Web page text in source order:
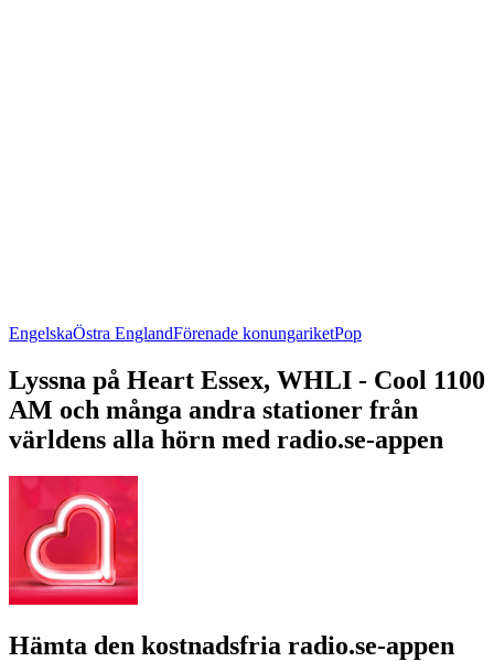
EngelskaÖstra EnglandFörenade konungariketPop
Lyssna på Heart Essex, WHLI - Cool 1100
AM och många andra stationer från
världens alla hörn med radio.se-appen
Hämta den kostnadsfria radio.se-appen